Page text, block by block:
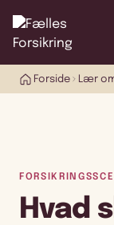
Forside Lær
Hvad